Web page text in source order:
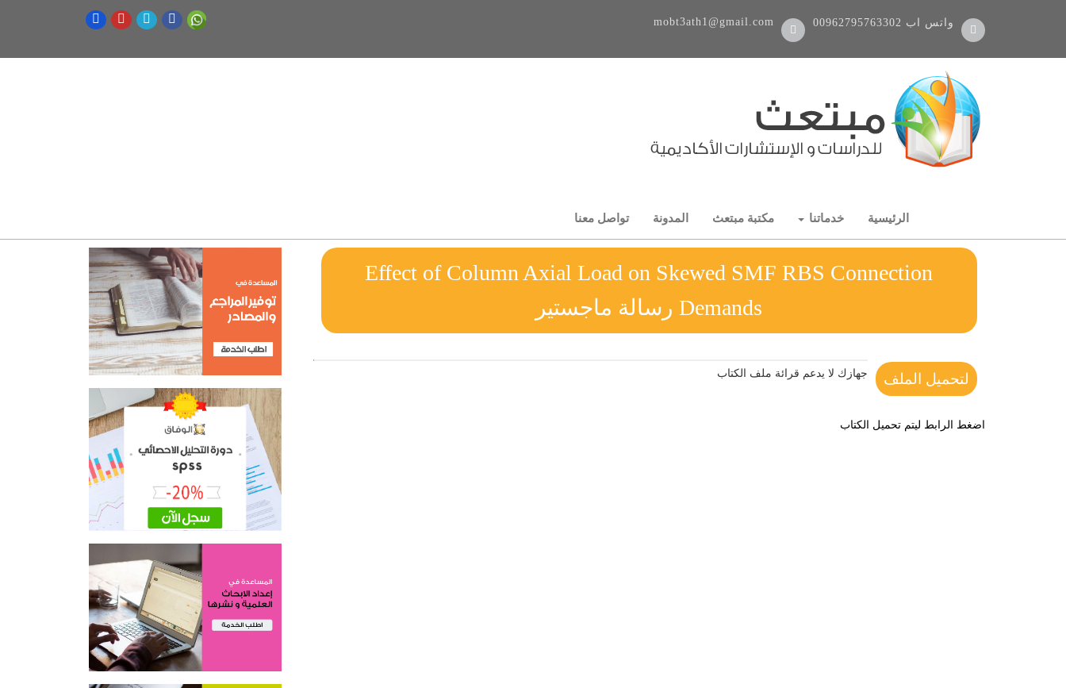
00962795763302 واتس اب mobt3ath1@gmail.com
الرئيسية خدماتنا مكتبة مبتعث المدونة تواصل معنا
Effect of Column Axial Load on Skewed SMF RBS Connection
Demands رسالة ماجستير
لتحميل الملف جهازك لا يدعم قرائة ملف الكتاب
اضغط الرابط ليتم تحميل الكتاب